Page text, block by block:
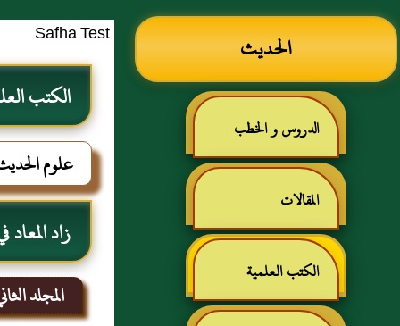
الحديث
الدروس و الخطب
المقالات
الكتب العلمية
Safha Test
الكتب
علوم
زاد
المجلد